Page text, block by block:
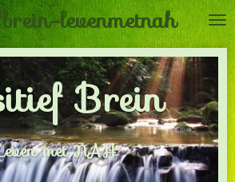
levenmetnah
Brein
met NAH